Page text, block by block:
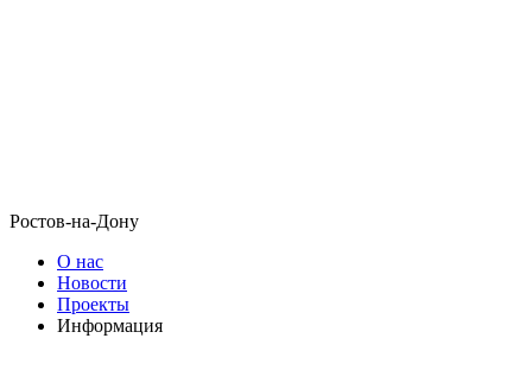
Ростов-на-Дону
О нас
Новости
Проекты
Информация